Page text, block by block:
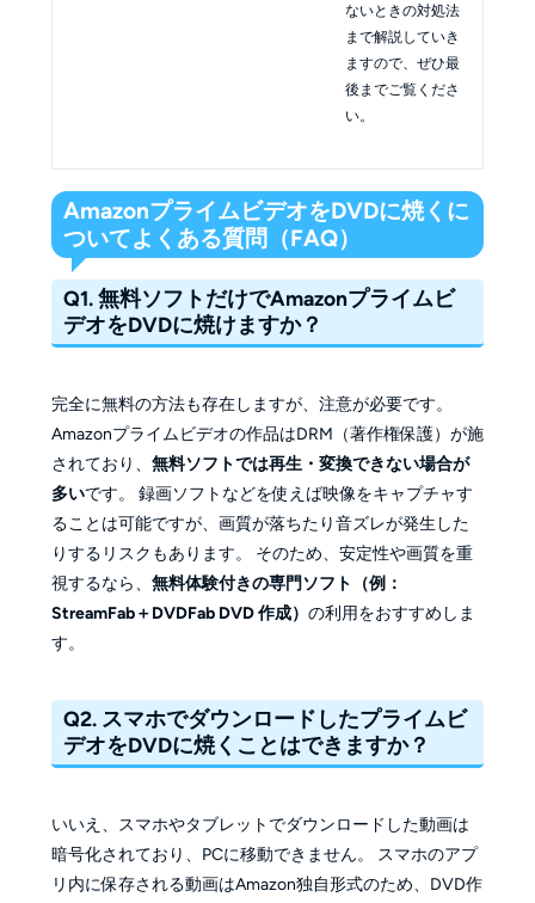
ないときの対処法
まで解説していき
ますので、ぜひ最
後までご覧くださ
い。
AmazonプライムビデオをDVDに焼くに
ついてよくある質問（FAQ）
Q1. 無料ソフトだけでAmazonプライムビ
デオをDVDに焼けますか？
完全に無料の方法も存在しますが、注意が必要です。
Amazonプライムビデオの作品はDRM（著作権保護）が施
されており、 無料ソフトでは再生・変換できない場合が
多いです。 録画ソフトなどを使えば映像をキャプチャす
ることは可能ですが、画質が落ちたり音ズレが発生した
りするリスクもあります。 そのため、安定性や画質を重
視するなら、 無料体験付きの専門ソフト（例：
StreamFab＋DVDFab DVD 作成） の利用をおすすめしま
す。
Q2. スマホでダウンロードしたプライムビ
デオをDVDに焼くことはできますか？
いいえ、スマホやタブレットでダウンロードした動画は
暗号化されており、PCに移動できません。 スマホのアプ
リ内に保存される動画はAmazon独自形式のため、DVD作